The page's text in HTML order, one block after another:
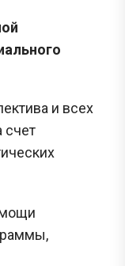
и всех
счет